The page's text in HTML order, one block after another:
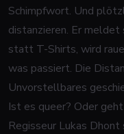
Schimpfwort. Und
distanzieren. Er meldet
statt T-Shirts, wird
was passiert. Die
Unvorstellbares
Ist es queer? Oder
Regisseur Lukas